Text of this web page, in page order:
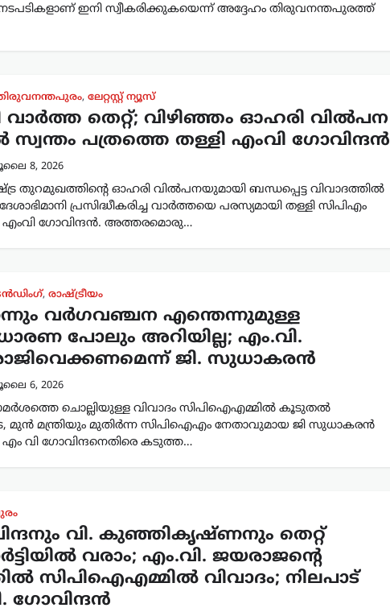
ഇനി സ്വീകരിക്കുകയെന്ന് അദ്ദേഹം തിരുവനന്തപുരത്ത്
,ലേറ്റസ്റ്റ് ന്യൂസ്
വാർത്ത തെറ്റ്; വിഴിഞ്ഞം ഓഹരി വിൽപന
സ്വന്തം പത്രത്തെ തള്ളി എംവി ഗോവിന്ദൻ
8, 2026
തുറമുഖത്തിന്റെ ഓഹരി വിൽപനയുമായി ബന്ധപ്പെട്ട വിവാദത്തിൽ
പ്രസിദ്ധീകരിച്ച വാർത്തയെ പരസ്യമായി തള്ളി സിപിഎം
എംവി ഗോവിന്ദൻ. അത്തരമൊരു…
,രാഷ്ട്രീയം
വർഗവഞ്ചന എന്തെന്നുമുള്ള
പോലും അറിയില്ല; എം.വി.
ജി. സുധാകരൻ
6, 2026
ചൊല്ലിയുള്ള വിവാദം സിപിഐഎമ്മിൽ കൂടുതൽ
മുൻ മന്ത്രിയും മുതിർന്ന സിപിഐഎം നേതാവുമായ ജി സുധാകരൻ
എം വി ഗോവിന്ദനെതിരെ കടുത്ത…
വി. കുഞ്ഞികൃഷ്ണനും തെറ്റ്
വരാം; എം.വി. ജയരാജന്റെ
സിപിഐഎമ്മിൽ വിവാദം; നിലപാട്
ഗോവിന്ദൻ